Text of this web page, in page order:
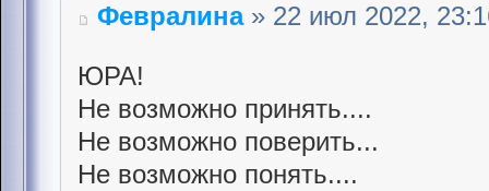
Февралина» 22 июл 2022,
ЮРА!
Не возможно принять....
Не возможно поверить...
Не возможно понять....